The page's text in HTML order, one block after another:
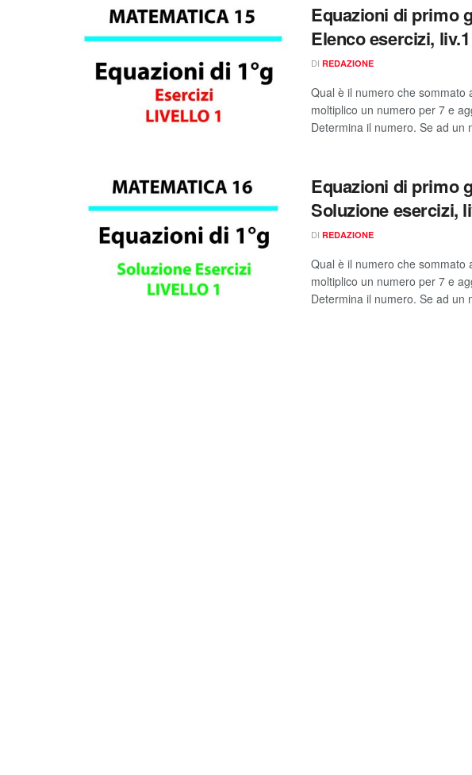
Equazioni di primo
Elenco esercizi, liv.1
DI REDAZIONE
Qual è il numero che sommato
moltiplico un numero per 7 e
Determina il numero. Se ad un
Equazioni di primo
Soluzione esercizi,
DI REDAZIONE
Qual è il numero che sommato
moltiplico un numero per 7 e
Determina il numero. Se ad un